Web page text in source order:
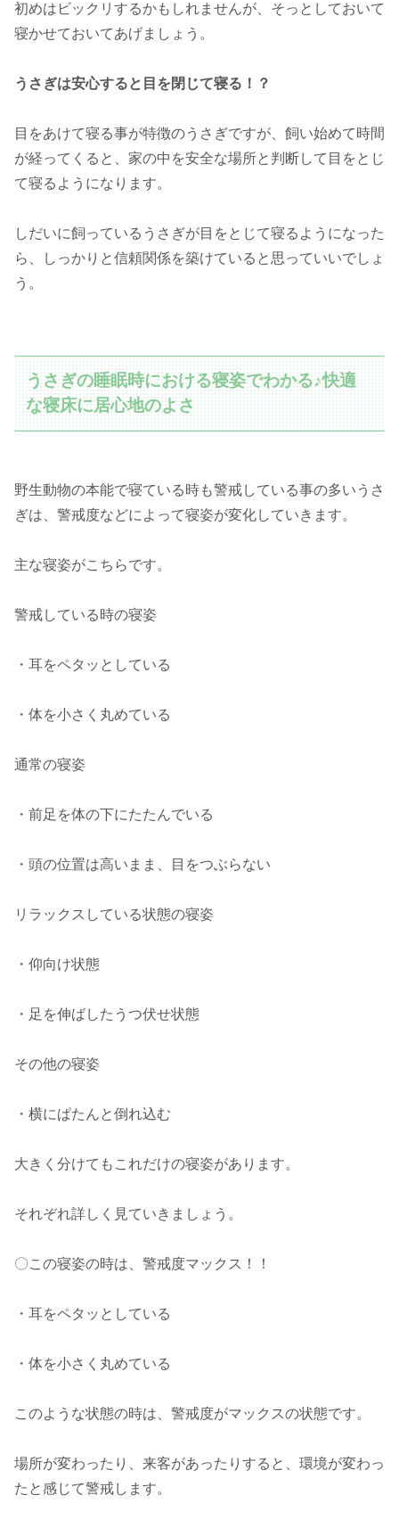
初めはビックリするかもしれませんが、そっとしておいて
寝かせておいてあげましょう。
うさぎは安心すると目を閉じて寝る！？
目をあけて寝る事が特徴のうさぎですが、飼い始めて時間
が経ってくると、家の中を安全な場所と判断して目をとじ
て寝るようになります。
しだいに飼っているうさぎが目をとじて寝るようになった
ら、しっかりと信頼関係を築けていると思っていいでしょ
う。
うさぎの睡眠時における寝姿でわかる♪快適
な寝床に居心地のよさ
野生動物の本能で寝ている時も警戒している事の多いうさ
ぎは、警戒度などによって寝姿が変化していきます。
主な寝姿がこちらです。
警戒している時の寝姿
・耳をペタッとしている
・体を小さく丸めている
通常の寝姿
・前足を体の下にたたんでいる
・頭の位置は高いまま、目をつぶらない
リラックスしている状態の寝姿
・仰向け状態
・足を伸ばしたうつ伏せ状態
その他の寝姿
・横にぱたんと倒れ込む
大きく分けてもこれだけの寝姿があります。
それぞれ詳しく見ていきましょう。
〇この寝姿の時は、警戒度マックス！！
・耳をペタッとしている
・体を小さく丸めている
このような状態の時は、警戒度がマックスの状態です。
場所が変わったり、来客があったりすると、環境が変わっ
たと感じて警戒します。